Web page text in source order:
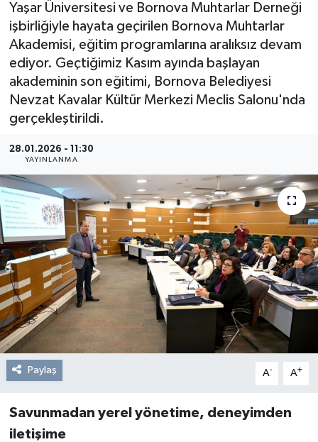
Yaşar Üniversitesi ve Bornova Muhtarlar Derneği
işbirliğiyle hayata geçirilen Bornova Muhtarlar
Akademisi, eğitim programlarına aralıksız devam
ediyor. Geçtiğimiz Kasım ayında başlayan
akademinin son eğitimi, Bornova Belediyesi
Nevzat Kavalar Kültür Merkezi Meclis Salonu'nda
gerçekleştirildi.
28.01.2026 - 11:30
YAYINLANMA
Paylaş A- A+
Savunmadan yerel yönetime, deneyimden
iletişime
Sağlık
Magazin
Resmi Reklam
Röportajlar
Haber Arşivi